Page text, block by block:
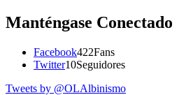
Manténgase Conectado
Facebook422Fans
Twitter10Seguidores
Tweets by @OLAlbinismo